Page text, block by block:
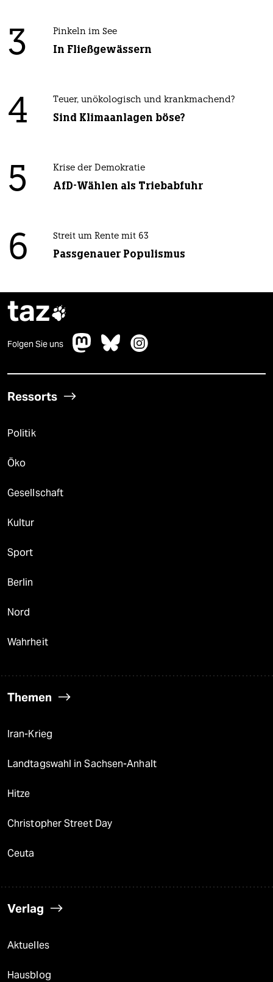
3 Pinkeln im See
In Fließgewässern
4 Teuer, unökologisch und krankmachend?
Sind Klimaanlagen böse?
5 Krise der Demokratie
AfD-Wählen als Triebabfuhr
6 Streit um Rente mit 63
Passgenauer Populismus
taz
Folgen Sie uns
Ressorts
Politik
Öko
Gesellschaft
Kultur
Sport
Berlin
Nord
Wahrheit
Themen
Iran-Krieg
Landtagswahl in Sachsen-Anhalt
Hitze
Christopher Street Day
Ceuta
Verlag
Aktuelles
Hausblog